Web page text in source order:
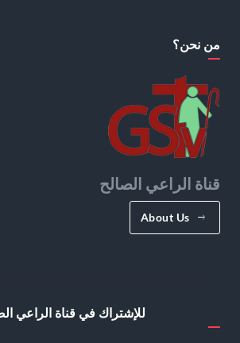
من نحن؟
قناة الراعي الصالح
About Us
للإشتراك في قناة الراعي